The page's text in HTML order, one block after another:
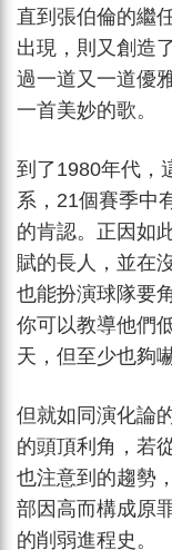
直到張伯倫的繼
出現，則又創造
過一道又一道優
一首美妙的歌。
到了1980年代，
系，21個賽季中
的肯認。正因如
賦的長人，並在
也能扮演球隊要
你可以教導他們
天，但至少也夠
但就如同演化論
的頭頂利角，若
也注意到的趨勢
部因高而構成原
的削弱進程史。